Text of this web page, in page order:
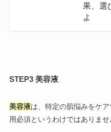
果、選
よ
STEP3 美容液
美容液は、特定の肌悩みをケ
用必須というわけではありませ